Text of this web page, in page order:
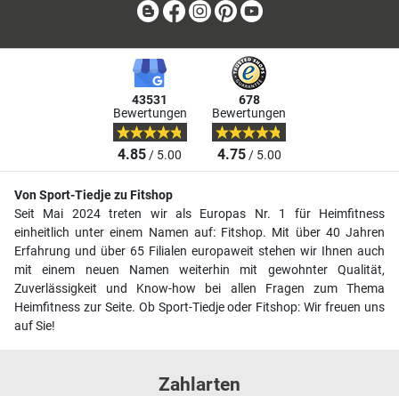
BlogFacebook
Instagram
Pinterest
43531
Bewertungen
4.85/ 5.00
678
Bewertungen
4.75/ 5.00
Von Sport-Tiedje zu Fitshop
Seit Mai 2024 treten wir als Europas Nr. 1 für Heimfitness
einheitlich unter einem Namen auf: Fitshop. Mit über 40 Jahren
Erfahrung und über 65 Filialen europaweit stehen wir Ihnen auch
mit einem neuen Namen weiterhin mit gewohnter Qualität,
Zuverlässigkeit und Know-how bei allen Fragen zum Thema
Heimfitness zur Seite. Ob Sport-Tiedje oder Fitshop: Wir freuen uns
auf Sie!
Zahlarten